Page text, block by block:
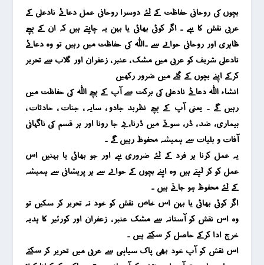
بچوں کی روحانی حفاظت کے لئے دوسرا روحانی عمل دعائے نادعلی کے
عربی نقش کا ہے ۔ اگر کوئی بھائی یا بہن یہ چاہتے ہیں کہ ان کے بچے
ظاہری اور روحانی حوالے سے ۔اللہ کی حفاظت میں رہیں تو وہ دعائے
نادعلی شریف کو عربی میں مشک ، عنبر ، زعفران اور گلاب سے تحریر
کرکے اپنے بچوں کے گلے میں ضرور رکھیں
انشاء اللہ دعائے نادعلی کی برکت سے آپ کے بچے اللہ کی حفاظت میں
رہیں گے ۔ یعنی آپ کے بچے نظربد جادو ، سایہ ، جنات ، حادثات ،
بیماری ، ضد ، ڈر ، سوتے میں ڈرنا ،بے جا رونا اور ہر قسم کی ناگہانی
آفات و بلیات سے ہمیشہ محفوظ رہیں گے ۔
یہ عمل کرنا ہر فرد کے لئے ضروری ہے اور جو بھائی یا بہنیں اس
عمل کو کر لیتے ہیں وہ اپنے بچوں کے حوالے سے ہر پریشانی سے ہمیشہ
کے لئے محفوظ ہو جاتے ہیں ۔
اگر کوئی بھائی یا بہن اس خاص نقش کو خود نہ تحریر کر سکیں تو
وہ اس نقش کو آستانہ سے مشک عنبر ، زعفران اور کورئیر کا ہدیہ
خرچ ادا کرکے حاصل کر سکتے ہیں ۔
اس نقش کو آپ خود بھی پاک سیاہی سے عربی میں تحریر کر سکتے